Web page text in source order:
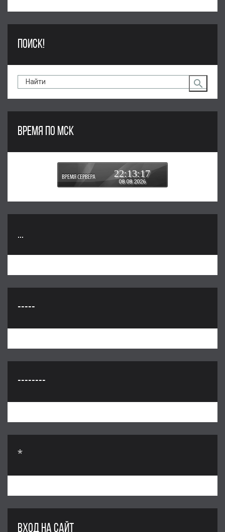
ПОИСК!
ВРЕМЯ ПО МСК
22:13:17
08.08.2026
...
-----
--------
*
ВХОД НА САЙТ